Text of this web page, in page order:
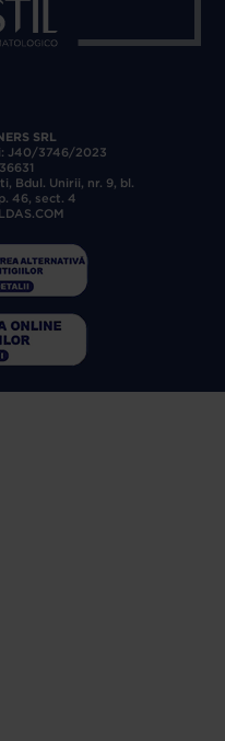
SRL
J40/3746/2023
Bdul. Unirii, nr. 9, bl.
46, sect. 4